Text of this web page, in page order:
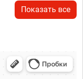
Показать все